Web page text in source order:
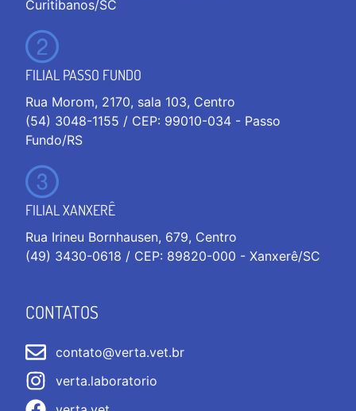
Curitibanos/SC
FILIAL PASSO FUNDO
Rua Morom, 2170, sala 103, Centro
(54) 3048-1155 / CEP: 99010-034 - Passo
Fundo/RS
FILIAL XANXERÊ
Rua Irineu Bornhausen, 679, Centro
(49) 3430-0618 / CEP: 89820-000 - Xanxerê/SC
CONTATOS
contato@verta.vet.br
verta.laboratorio